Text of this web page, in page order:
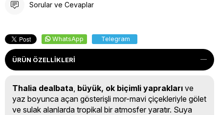
Sorular ve Cevaplar
WhatsApp Telegram
ÜRÜN ÖZELLIKLERI
Thalia dealbata büyük, ok biçimli yaprakları ve
yaz boyunca açan gösterişli mor-mavi çiçekleriyle gölet
ve sulak alanlarda tropikal bir atmosfer yaratır. Suya